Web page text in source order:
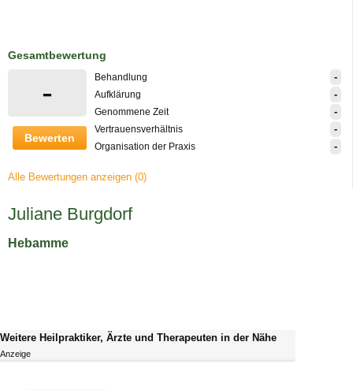
Gesamtbewertung
-
Bewerten
Behandlung -
Aufklärung -
Genommene Zeit -
Vertrauensverhältnis -
Organisation der Praxis -
Alle Bewertungen anzeigen (0)
Juliane Burgdorf
Hebamme
Weitere Heilpraktiker, Ärzte und Therapeuten in der Nähe
Anzeige